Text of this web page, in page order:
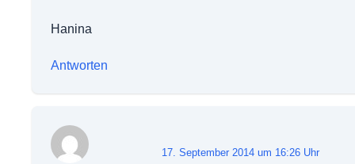
Hanina
Antworten
17. September 2014 um 16:26 Uhr